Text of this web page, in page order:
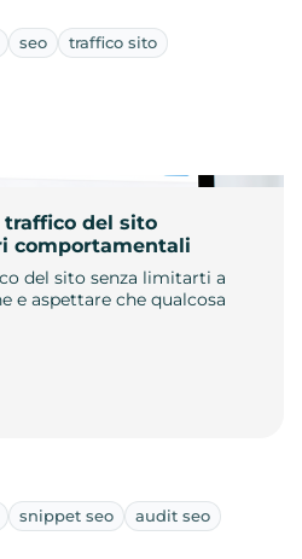
seo
traffico sito
del sito
comportamentali
del sito senza limitarti a
e aspettare che qualcosa
snippet seo audit seo